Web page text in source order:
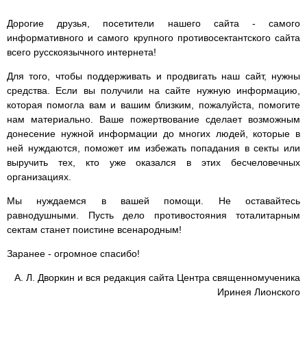
Дорогие друзья, посетители нашего сайта - самого
информативного и самого крупного противосектантского сайта
всего русскоязычного интернета!
Для того, чтобы поддерживать и продвигать наш сайт, нужны
средства. Если вы получили на сайте нужную информацию,
которая помогла вам и вашим близким, пожалуйста, помогите
нам материально. Ваше пожертвование сделает возможным
донесение нужной информации до многих людей, которые в
ней нуждаются, поможет им избежать попадания в секты или
выручить тех, кто уже оказался в этих бесчеловечных
организациях.
Мы нуждаемся в вашей помощи. Не оставайтесь
равнодушными. Пусть дело противостояния тоталитарным
сектам станет поистине всенародным!
Заранее - огромное спасибо!
А. Л. Дворкин и вся редакция сайта Центра священномученика
Иринея Лионского